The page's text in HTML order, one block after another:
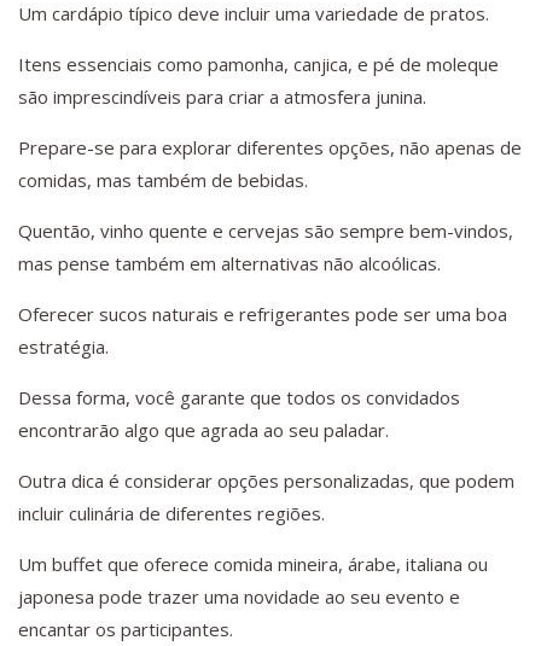
Um cardápio típico deve incluir uma variedade de pratos.
Itens essenciais como pamonha, canjica, e pé de moleque
são imprescindíveis para criar a atmosfera junina.
Prepare-se para explorar diferentes opções, não apenas de
comidas, mas também de bebidas.
Quentão, vinho quente e cervejas são sempre bem-vindos,
mas pense também em alternativas não alcoólicas.
Oferecer sucos naturais e refrigerantes pode ser uma boa
estratégia.
Dessa forma, você garante que todos os convidados
encontrarão algo que agrada ao seu paladar.
Outra dica é considerar opções personalizadas, que podem
incluir culinária de diferentes regiões.
Um buffet que oferece comida mineira, árabe, italiana ou
japonesa pode trazer uma novidade ao seu evento e
encantar os participantes.